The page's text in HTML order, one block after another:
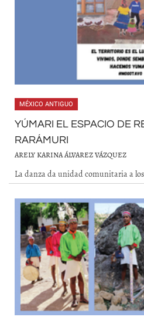
MÉXICO ANTIGUO
YÚMARI EL ESPACIO DE
RARÁMURI
ARELY KARINA ÁLVAREZ VÁZQUEZ
La danza da unidad comunitaria a los